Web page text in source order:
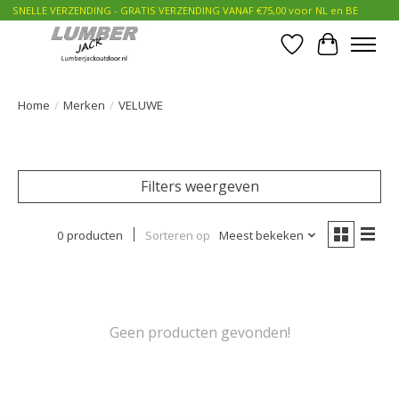
SNELLE VERZENDING - GRATIS VERZENDING VANAF €75,00 voor NL en BE
Verlanglijst
Home / Merken / VELUWE
Filters weergeven
0 producten Sorteren op Meest bekeken
Geen producten gevonden!